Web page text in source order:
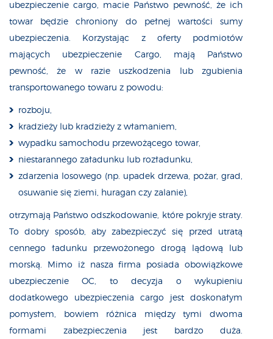
ubezpieczenie cargo, macie Państwo pewność, że ich
towar będzie chroniony do pełnej wartości sumy
ubezpieczenia. Korzystając z oferty podmiotów
mających ubezpieczenie Cargo, mają Państwo
pewność, że w razie uszkodzenia lub zgubienia
transportowanego towaru z powodu:
rozboju,
kradzieży lub kradzieży z włamaniem,
wypadku samochodu przewożącego towar,
niestarannego załadunku lub rozładunku,
zdarzenia losowego (np. upadek drzewa, pożar, grad,
osuwanie się ziemi, huragan czy zalanie),
otrzymają Państwo odszkodowanie, które pokryje straty.
To dobry sposób, aby zabezpieczyć się przed utratą
cennego ładunku przewożonego drogą lądową lub
morską. Mimo iż nasza firma posiada obowiązkowe
ubezpieczenie OC, to decyzja o wykupieniu
dodatkowego ubezpieczenia cargo jest doskonałym
pomysłem, bowiem różnica między tymi dwoma
formami zabezpieczenia jest bardzo duża.